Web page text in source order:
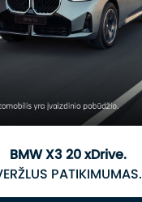
BMW X3 20 xDrive.
PATIKIMUMAS.